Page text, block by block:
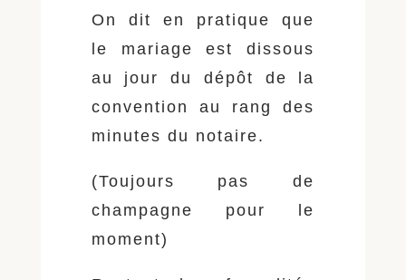
On dit en pratique que
le mariage est dissous
au jour du dépôt de la
convention au rang des
minutes du notaire.
(Toujours pas de
champagne pour le
moment)